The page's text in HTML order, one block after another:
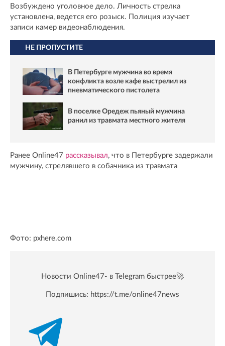
Возбуждено уголовное дело. Личность стрелка
установлена, ведется его розыск. Полиция изучает
записи камер видеонаблюдения.
НЕ ПРОПУСТИТЕ
В Петербурге мужчина во время
конфликта возле кафе выстрелил из
пневматического пистолета
В поселке Оредеж пьяный мужчина
ранил из травмата местного жителя
Ранее Online47 рассказывал, что в Петербурге задержали
мужчину, стрелявшего в собачника из травмата
Фото: pxhere.com
Новости Online47- в Telegram быстрее🚀
Подпишись: https://t.me/online47news